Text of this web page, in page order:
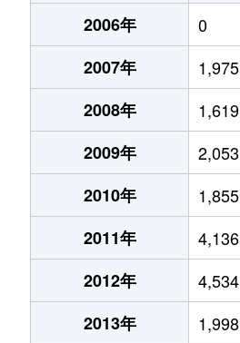
2006年
0
2007年
1,975
2008年
1,619
2009年
2,053
2010年
1,855
2011年
4,136
2012年
4,534
2013年
1,998